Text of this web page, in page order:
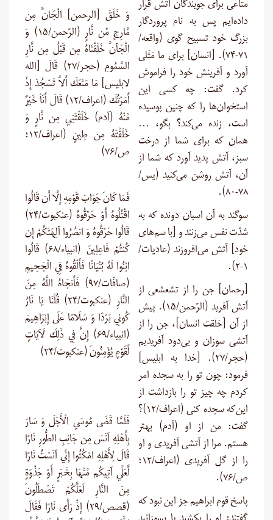
متاعی برای جویندگان آتش قرار
داده‌ایم پس به نام پروردگار
بزرگ خود تسبیح گوی (واقعه/
۷۱-۷۴). [انسان] برای ما مَثَلی
آورد و آفرینش خود را فراموش
کرد. گفت: چه کسی این
استخوان‌ها را که چنین پوسیده
است، زنده می‌کند؟ بگو، …
همان که برای شما از درخت
سبز، آتش پدید آورد که شما از
آن، آتش روشن می‌کنید (یس/
۷۸-۸۰).
سوگند به آن اسبان دونده که به
شدّت نفس می‌زنند و [با سم‌های
خود] آتش می‌افروزند (عادیات/
۱-۲).
[رحمان] جن را از تشعشعی از
آتش آفرید (الرّحمن/۱۵). پیش
از آن [خلقت انسان]، جن را از
آتشی سوزان و بی‌دود آفریدیم
(حجر/۲۷). [خدا به ابلیس]
فرمود: چون تو را به سجده امر
کردم چه چیز تو را بازداشت از
این‌که سجده کنی (اعراف/۱۲)؟
گفت: من از او (آدم) بهتر
هستم. مرا از آتشی آفریدی و او
را از گل آفریدی (اعراف/۱۲؛
ص/۷۶).
پاسخ قوم ابراهیم جز این نبود که
وَ خَلَقَ [الرحمن] الْجَانَّ مِن
مَّارِجٍ مِّن نَّارٍ (الرّحمن/۱۵) وَ
الْجَآنَّ خَلَقْنَاهُ مِن قَبْلُ مِن نَّارِ
السَّمُومِ (حجر/۲۷) قَالَ [الله
لابلیس] مَا مَنَعَكَ أَلاَّ تَسْجُدَ إِذْ
أَمَرْتُكَ (اعراف/۱۲) قَالَ أَنَاْ خَيْرٌ
مِّنْهُ (آدم) خَلَقْتَنِي مِن نَّارٍ وَ
خَلَقْتَهُ مِن طِينٍ (اعراف/۱۲؛
ص/۷۶)
فَمَا كَانَ جَوَابَ قَوْمِهِ إِلَّا أَن قَالُوا
اقْتُلُوهُ أَوْ حَرِّقُوهُ (عنكبوت/۲۴)
قَالُوا حَرِّقُوهُ وَ انصُرُوا آلِهَتَكُمْ إِن
كُنتُمْ فَاعِلِينَ (انبياء/۶۸) قَالُوا
ابْنُوا لَهُ بُنْيَانًا فَأَلْقُوهُ فِي الْجَحِيمِ
(صافّات/۹۷) فَأَنجَاهُ اللَّهُ مِنَ
النَّارِ (عنكبوت/۲۴) قُلْنَا يَا نَارُ
كُونِي بَرْدًا وَ سَلَامًا عَلَى إِبْرَاهِيمَ
(انبیاء/۶۹) إِنَّ فِي ذَلِكَ لَآيَاتٍ
لِّقَوْمٍ يُؤْمِنُونَ (عنكبوت/۲۴)
فَلَمَّا قَضَى مُوسَي الْأَجَلَ وَ سَارَ
بِأَهْلِهِ آنَسَ مِن جَانِبِ الطُّورِ نَارًا
قَالَ لِأَهْلِهِ امْكُثُوا إِنِّي آنَسْتُ نَارًا
لَّعَلِّي آتِيكُم مِّنْهَا بِخَبَرٍ أَوْ جَذْوَةٍ
مِنَ النَّارِ لَعَلَّكُمْ تَصْطَلُونَ
(قصص/۲۹) إِذْ رَأَى نَارًا فَقَالَ